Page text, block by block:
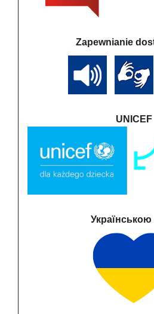
Zapewnianie
UNICEF
Українською